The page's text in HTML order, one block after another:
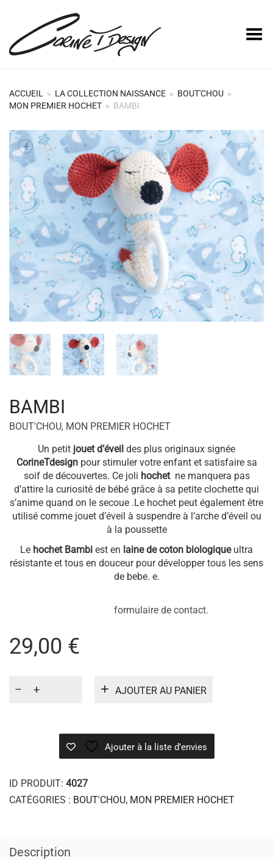
Basculer le menu
ACCUEIL » LA COLLECTION NAISSANCE » BOUT'CHOU »
MON PREMIER HOCHET » BAMBI
+
BAMBI
BOUT'CHOU, MON PREMIER HOCHET
Un petit jouet d’éveil des plus originaux signée
CorineTdesignpour stimuler votre enfant et satisfaire sa
soif de découvertes. Ce joli hochetne manquera pas
d’attire la curiosité de bébé grâce à sa petite clochette qui
s’anime quand on le secoue .Le hochet peut également être
utilisé comme jouet d’éveil à suspendre à l’arche d’éveil ou
à la poussette
Le hochet Bambi est en laine de coton biologiqueultra
résistante et tous en douceur pour développer tous les sens
de bebe. e.
formulaire de contact.
29,00 €
AJOUTER AU PANIER
Ajouter à la liste d’envies
ID PRODUIT: 4027
CATÉGORIES : BOUT'CHOU, MON PREMIER HOCHET
Description